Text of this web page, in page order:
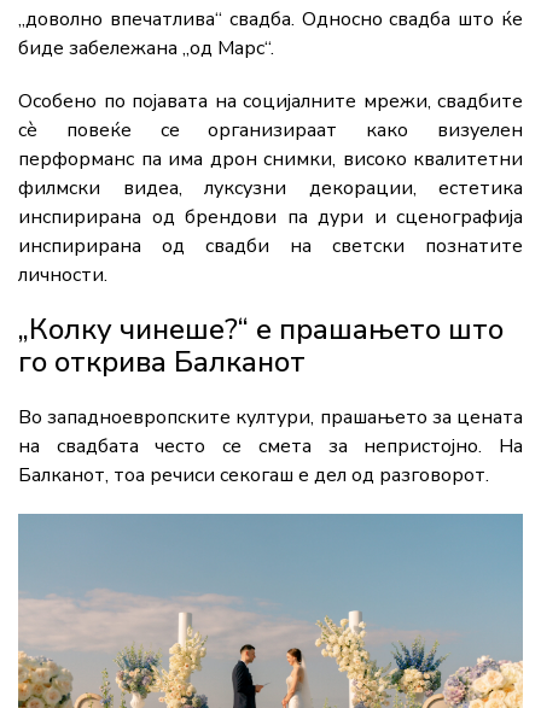
„доволно впечатлива“ свадба. Односно свадба што ќе
биде забележана „од Марс“.
Особено по појавата на социјалните мрежи, свадбите
сè повеќе се организираат како визуелен
перформанс па има дрон снимки, високо квалитетни
филмски видеа, луксузни декорации, естетика
инспирирана од брендови па дури и сценографија
инспирирана од свадби на светски познатите
личности.
„Колку чинеше?“ е прашањето што
го открива Балканот
Во западноевропските култури, прашањето за цената
на свадбата често се смета за непристојно. На
Балканот, тоа речиси секогаш е дел од разговорот.